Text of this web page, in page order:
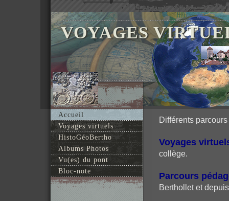
VOYAGES
Différents
Voyages
collège.
Parcours
Berthollet et
Accueil
Voyages virtuels
HistoGéoBertho
Albums Photos
Vu(es) du pont
Bloc-note